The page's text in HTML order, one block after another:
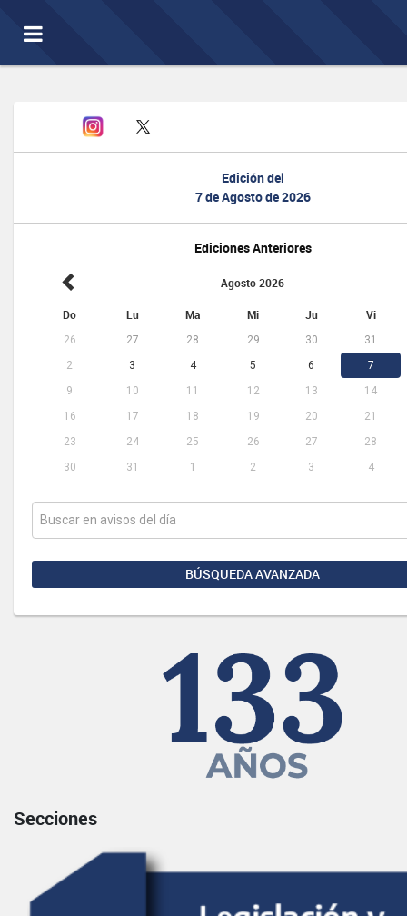
Toggle
navigation
Edición del
7 de Agosto de 2026
Ediciones Anteriores
Agosto 2026
Do Lu Ma Mi Ju Vi
26 27 28 29 30
31
2
3 4 5 6
7
9
10 11 12 13
14
16
17 18 19 20
21
23
24 25 26 27
28
30
31 1 2 3 4
BÚSQUEDA AVANZADA
Secciones